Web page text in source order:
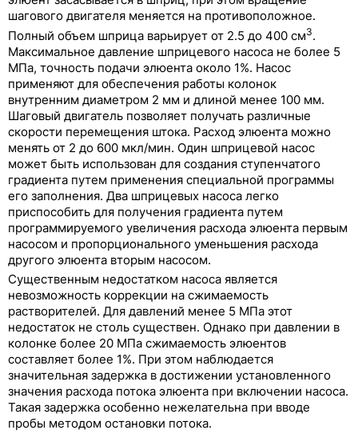
шагового двигателя меняется на противоположное.
Полный объем шприца варьирует от 2.5 до 400 см3.
Максимальное давление шприцевого насоса не более 5
МПа, точность подачи элюента около 1%. Насос
применяют для обеспечения работы колонок
внутренним диаметром 2 мм и длиной менее 100 мм.
Шаговый двигатель позволяет получать различные
скорости перемещения штока. Расход элюента можно
менять от 2 до 600 мкл/мин. Один шприцевой насос
может быть использован для создания ступенчатого
градиента путем применения специальной программы
его заполнения. Два шприцевых насоса легко
приспособить для получения градиента путем
программируемого увеличения расхода элюента первым
насосом и пропорционального уменьшения расхода
другого элюента вторым насосом.
Существенным недостатком насоса является
невозможность коррекции на сжимаемость
растворителей. Для давлений менее 5 МПа этот
недостаток не столь существен. Однако при давлении в
колонке более 20 МПа сжимаемость элюентов
составляет более 1%. При этом наблюдается
значительная задержка в достижении установленного
значения расхода потока элюента при включении насоса.
Такая задержка особенно нежелательна при вводе
пробы методом остановки потока.